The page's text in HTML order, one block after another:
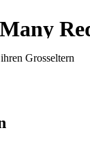
Grosseltern